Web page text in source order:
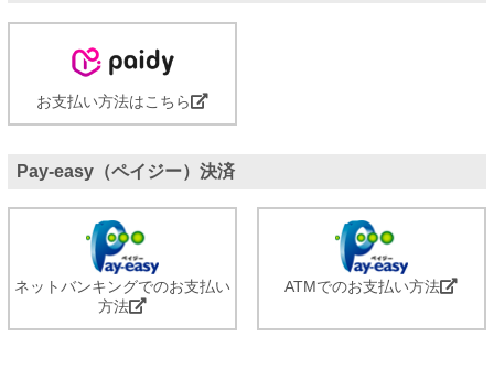
お支払い方法はこちら
Pay-easy（ペイジー）決済
ネットバンキングでのお支払い
方法
ATMでのお支払い方法